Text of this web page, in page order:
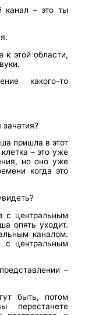
канал – это ты
к этой области,
какого-то
пришла в этот
– это уже
но оно уже
когда это
с центральным
опять уходит.
каналом.
с центральным
–
быть, потом
перестанете